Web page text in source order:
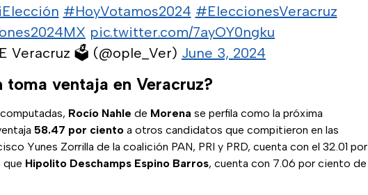
#HoyVotamos2024 #EleccionesVeracruz
pic.twitter.com/7ayOY0ngku
Veracruz 🗳️ (@ople_Ver) June 3, 2024
toma ventaja en Veracruz?
Rocío Nahle de Morena se perfila como la próxima
58.47 por ciento a otros candidatos que compitieron en las
Yunes Zorrilla de la coalición PAN, PRI y PRD, cuenta con el 32.01 por
Hipolito Deschamps Espino Barros, cuenta con 7.06 por ciento de